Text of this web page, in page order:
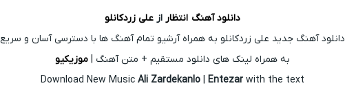
دانلود آهنگ انتظار از علی زردکانلو
دانلود آهنگ جدید علی زردکانلو به همراه آرشیو تمام آهنگ ها با دسترسی آسان و سریع
به همراه لینک های دانلود مستقیم + متن آهنگ | موزیکیو
Download New MusicAli Zardekanlo |Entezarwith the text